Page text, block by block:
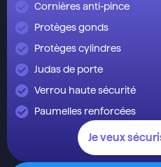
Cornières anti-pince
Protèges gonds
Protèges cylindres
Judas de porte
Verrou haute sécurité
Paumelles renforcées
Je veux